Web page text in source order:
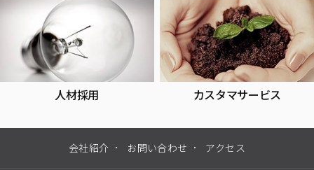
人材採用 カスタマサービス
会社紹介 お問い合わせ アクセス